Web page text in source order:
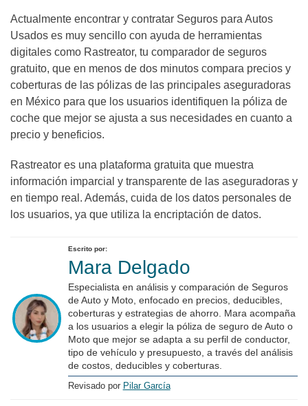
Actualmente encontrar y contratar Seguros para Autos
Usados es muy sencillo con ayuda de herramientas
digitales como Rastreator, tu comparador de seguros
gratuito, que en menos de dos minutos compara precios y
coberturas de las pólizas de las principales aseguradoras
en México para que los usuarios identifiquen la póliza de
coche que mejor se ajusta a sus necesidades en cuanto a
precio y beneficios.
Rastreator es una plataforma gratuita que muestra
información imparcial y transparente de las aseguradoras y
en tiempo real. Además, cuida de los datos personales de
los usuarios, ya que utiliza la encriptación de datos.
Escrito por:
Mara Delgado
Especialista en análisis y comparación de Seguros
de Auto y Moto, enfocado en precios, deducibles,
coberturas y estrategias de ahorro. Mara acompaña
a los usuarios a elegir la póliza de seguro de Auto o
Moto que mejor se adapta a su perfil de conductor,
tipo de vehículo y presupuesto, a través del análisis
de costos, deducibles y coberturas.
Revisado por Pilar García